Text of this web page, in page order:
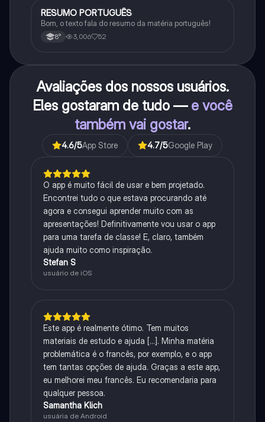
Português
RESUMO PORTUGUÊS
Bom, o texto fala do resumo da matéria português!
8° 3,006 52
Avaliações dos nossos usuários.
Eles gostaram de tudo — e você
também vai gostar.
4.6/5App Store 4.7/5Google Play
O app é muito fácil de usar e bem projetado.
Encontrei tudo o que estava procurando até
agora e consegui aprender muito com as
apresentações! Definitivamente vou usar o app
para uma tarefa de classe! E, claro, também
ajuda muito como inspiração.
Stefan S
usuário de iOS
Este app é realmente ótimo. Tem muitos
materiais de estudo e ajuda [...]. Minha matéria
problemática é o francês, por exemplo, e o app
tem tantas opções de ajuda. Graças a este app,
eu melhorei meu francês. Eu recomendaria para
qualquer pessoa.
Samantha Klich
usuária de Android